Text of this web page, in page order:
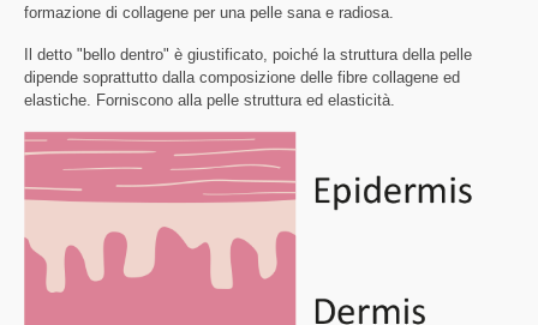
formazione di collagene per una pelle sana e radiosa.
Il detto "bello dentro" è giustificato, poiché la struttura della pelle
dipende soprattutto dalla composizione delle fibre collagene ed
elastiche. Forniscono alla pelle struttura ed elasticità.